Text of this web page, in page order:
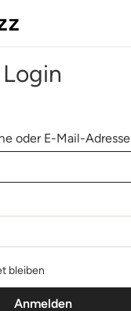
oder E-Mail-Adresse
bleiben